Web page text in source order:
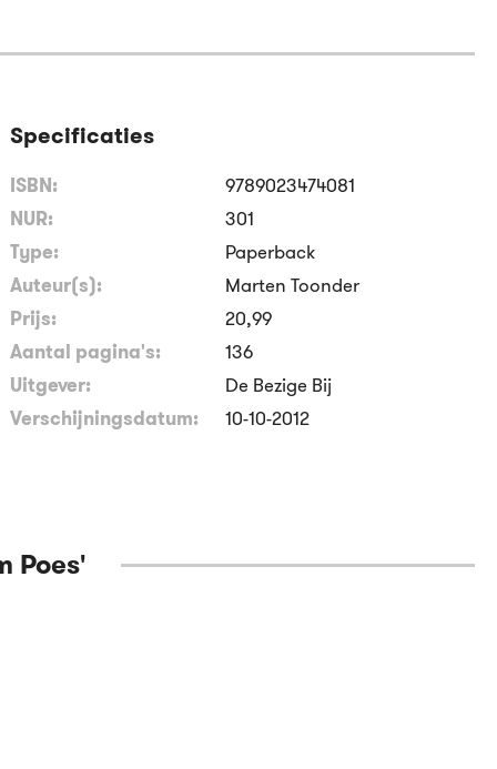
Specificaties
ISBN:
9789023474081
NUR:
301
Type:
Paperback
Auteur(s):
Marten Toonder
Prijs:
20,99
Aantal pagina's:
136
Uitgever:
De Bezige Bij
Verschijningsdatum:
10-10-2012
Poes'